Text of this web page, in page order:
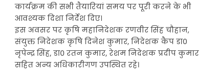
कार्यक्रम की सभी तैयारियां समय पर पूरी करने के भी
आवश्यक दिशा निर्देश दिए।
इस अवसर पर कृषि महानिदेशक रणवीर सिंह चौहान,
संयुक्त निदेशक कृषि दिनेश कुमार, निदेशक कैप डा0
नृपेन्द्र सिंह, डा0 रतन कुमार, रेशम निदेशक प्रदीप कुमार
सहित अन्य अधिकारीगण उपस्थित रहे।